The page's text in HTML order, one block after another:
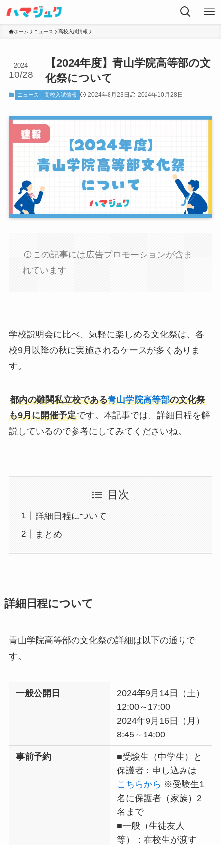
ホーム ニュース 高校入試情報
【2024年度】青山学院高等部の文
化祭について
2024
10/28
ニュース 高校入試情報 2024年8月23日 2024年10月28日
この記事には広告プロモーションが含ま
れています
学校説明会に比べ、気軽に楽しめる文化祭は、各
校9月以降の秋に実施されるケースが多くありま
す。
都内の難関私立校である青山学院高等部の文化祭
も9月に開催予定です。本記事では、詳細日程を解
説しているので参考にしてみてくださいね。
目次
詳細日程について
まとめ
詳細日程について
青山学院高等部の文化祭の詳細は以下の通りで
す。
一般公開日
2024年9月14日（土）
12:00～17:00
2024年9月16日（月）
8:45～14:00
事前予約
■受験生（中学生）と
保護者：申し込みは
こちらから ※受験生1
名に保護者（家族）2
名まで
■一般（生徒友人
等）：在校生が渡す